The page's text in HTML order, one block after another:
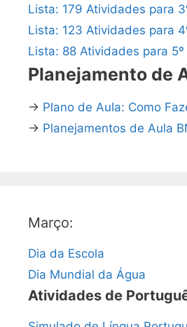
Lista: 179 Atividades para
Lista: 123 Atividades para
Lista: 88 Atividades para 5º
Planejamento de
→ Plano de Aula: Como
→ Planejamentos de Aula
Março:
Dia da Escola
Dia Mundial da Água
Atividades de